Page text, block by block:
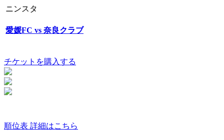
ニンスタ
愛媛FC vs 奈良クラブ
チケットを購入する
順位表 詳細はこちら